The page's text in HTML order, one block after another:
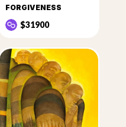
FORGIVENESS
$31900